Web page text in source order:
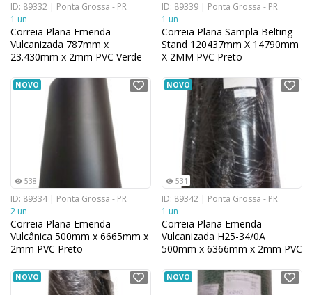
ID: 89332 | Ponta Grossa - PR
1 un
Correia Plana Emenda
Vulcanizada 787mm x
23.430mm x 2mm PVC Verde
ID: 89339 | Ponta Grossa - PR
1 un
Correia Plana Sampla Belting
Stand 120437mm X 14790mm
X 2MM PVC Preto
NOVO
538
ID: 89334 | Ponta Grossa - PR
2 un
Correia Plana Emenda
Vulcânica 500mm x 6665mm x
2mm PVC Preto
NOVO
531
ID: 89342 | Ponta Grossa - PR
1 un
Correia Plana Emenda
Vulcanizada H25-34/0A
500mm x 6366mm x 2mm PVC
NOVO NOVO